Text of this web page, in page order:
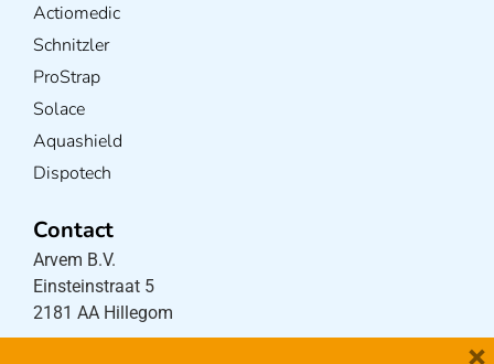
Actiomedic
Schnitzler
ProStrap
Solace
Aquashield
Dispotech
Contact
Arvem B.V.
Einsteinstraat 5
2181 AA Hillegom
×